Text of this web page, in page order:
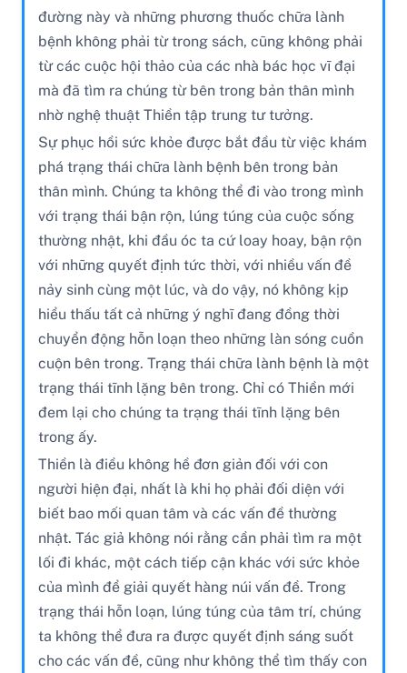
đường này và những phương thuốc chữa lành
bệnh không phải từ trong sách, cũng không phải
từ các cuộc hội thảo của các nhà bác học vĩ đại
mà đã tìm ra chúng từ bên trong bản thân mình
nhờ nghệ thuật Thiền tập trung tư tưởng.
Sự phục hồi sức khỏe được bắt đầu từ việc khám
phá trạng thái chữa lành bệnh bên trong bản
thân mình. Chúng ta không thể đi vào trong mình
với trạng thái bận rộn, lúng túng của cuộc sống
thường nhật, khi đầu óc ta cứ loay hoay, bận rộn
với những quyết định tức thời, với nhiều vấn đề
nảy sinh cùng một lúc, và do vậy, nó không kịp
hiểu thấu tất cả những ý nghĩ đang đồng thời
chuyển động hỗn loạn theo những làn sóng cuồn
cuộn bên trong. Trạng thái chữa lành bệnh là một
trạng thái tĩnh lặng bên trong. Chỉ có Thiền mới
đem lại cho chúng ta trạng thái tĩnh lặng bên
trong ấy.
Thiền là điều không hề đơn giản đối với con
người hiện đại, nhất là khi họ phải đối diện với
biết bao mối quan tâm và các vấn đề thường
nhật. Tác giả không nói rằng cần phải tìm ra một
lối đi khác, một cách tiếp cận khác với sức khỏe
của mình để giải quyết hàng núi vấn đề. Trong
trạng thái hỗn loạn, lúng túng của tâm trí, chúng
ta không thể đưa ra được quyết định sáng suốt
cho các vấn đề, cũng như không thể tìm thấy con